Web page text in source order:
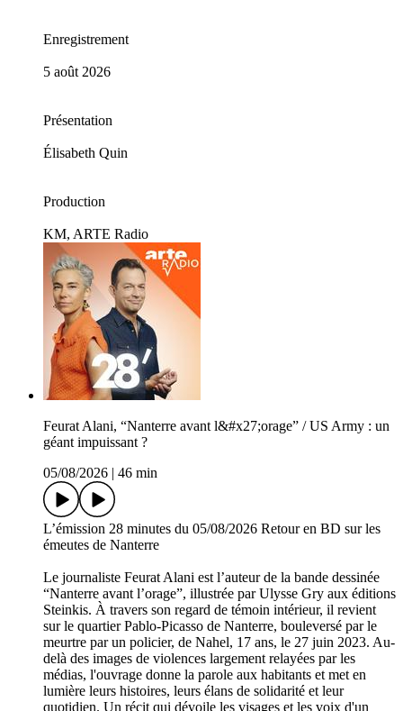
Enregistrement
5 août 2026
Présentation
Élisabeth Quin
Production
KM, ARTE Radio
Feurat Alani, “Nanterre avant l&#x27;orage” / US Army : un
géant impuissant ?
05/08/2026
46 min
L’émission 28 minutes du 05/08/2026 Retour en BD sur les
émeutes de Nanterre
Le journaliste Feurat Alani est l’auteur de la bande dessinée
“Nanterre avant l’orage”, illustrée par Ulysse Gry aux éditions
Steinkis. À travers son regard de témoin intérieur, il revient
sur le quartier Pablo-Picasso de Nanterre, bouleversé par le
meurtre par un policier, de Nahel, 17 ans, le 27 juin 2023. Au-
delà des images de violences largement relayées par les
médias, l'ouvrage donne la parole aux habitants et met en
lumière leurs histoires, leurs élans de solidarité et leur
quotidien. Un récit qui dévoile les visages et les voix d'un